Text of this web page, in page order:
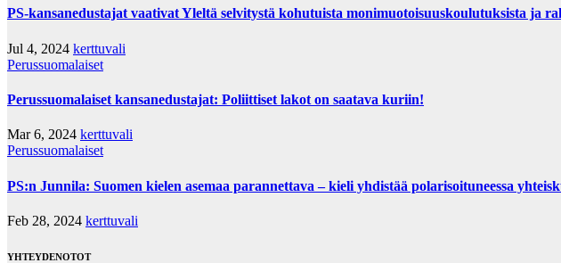
PS-kansanedustajat vaativat Yleltä selvitystä kohutuista monimuotoisuuskoulutuksista ja
Jul 4, 2024 kerttuvali
Perussuomalaiset
Perussuomalaiset kansanedustajat: Poliittiset lakot on saatava kuriin!
Mar 6, 2024 kerttuvali
Perussuomalaiset
PS:n Junnila: Suomen kielen asemaa parannettava – kieli yhdistää polarisoituneessa
Feb 28, 2024 kerttuvali
YHTEYDENOTOT